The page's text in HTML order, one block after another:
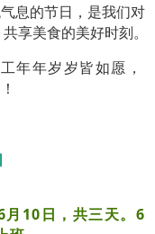
息的节日，是我们对
享美食的美好时刻。
年年岁岁皆如愿，
10日，共三天。6